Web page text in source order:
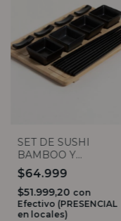
SET DE SUSHI
BAMBOO Y
PORCELANA NEGRO
PARA 4
$64.999
$51.999,20 con
Efectivo (PRESENCIAL
en locales)